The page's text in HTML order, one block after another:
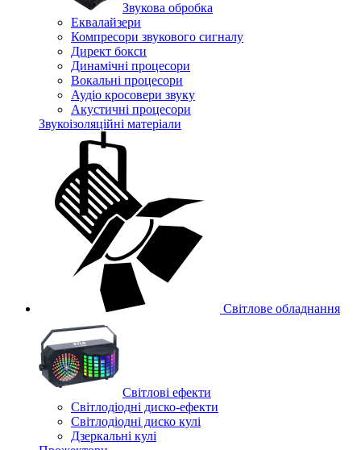
Звукова обробка
Еквалайзери
Компресори звукового сигналу
Директ бокси
Динамічні процесори
Вокальні процесори
Аудіо кросовери звуку
Акустичні процесори
Звукоізоляційні матеріали
Світлове обладнання
Cвітлові ефекти
Світлодіодні диско-ефекти
Світлодіодні диско кулі
Дзеркальні кулі